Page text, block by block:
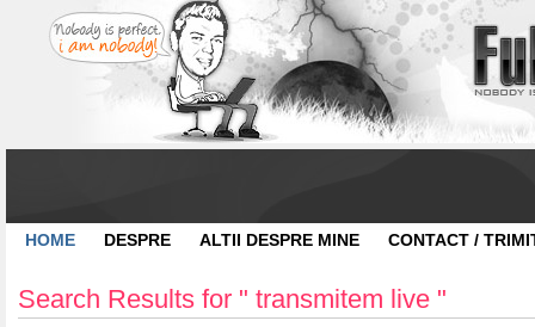
HOME DESPRE ALTII DESPRE MINE CONTACT /
Search Results for " transmitem live "